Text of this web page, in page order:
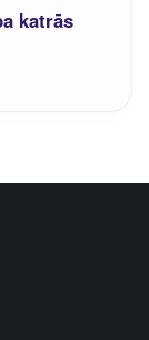
katrās